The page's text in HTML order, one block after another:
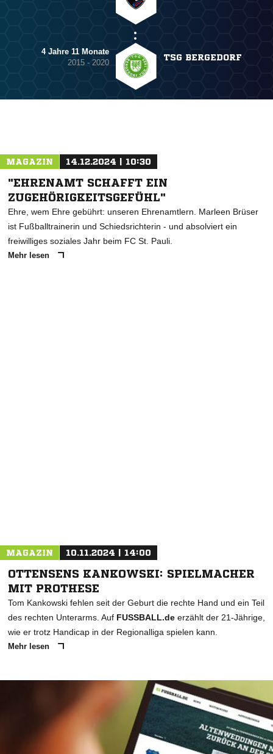
4 Jahre 11 Monate
2015 - 2020
TSG BERGEDORF
MAGAZIN 14.12.2024 | 10:30
"EHRENAMT SCHAFFT EIN
ZUGEHÖRIGKEITSGEFÜHL"
Ehre, wem Ehre gebührt: unseren Ehrenamtlern. Marleen Brüser
ist Fußballtrainerin und Schiedsrichterin - und absolviert ein
freiwilliges soziales Jahr beim FC St. Pauli.
Mehr lesen
MAGAZIN 10.11.2024 | 14:00
OTTENSENS KANKOWSKI: SPIELMACHER
MIT PROTHESE
Tom Kankowski fehlen seit der Geburt die rechte Hand und ein Teil
des rechten Unterarms. Auf FUSSBALL.de erzählt der 21-Jährige,
wie er trotz Handicap in der Regionalliga spielen kann.
Mehr lesen